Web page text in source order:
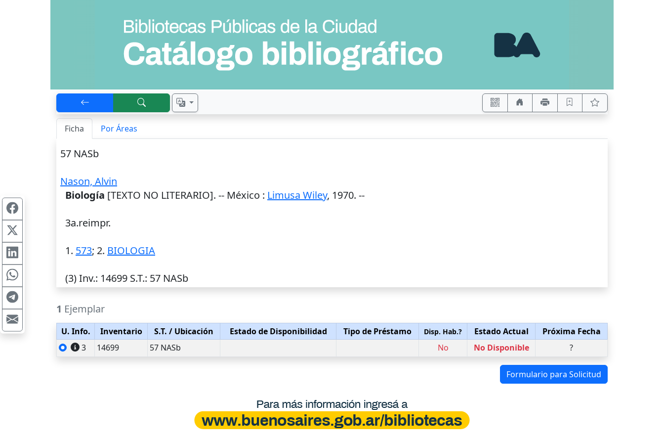
Ficha Por Áreas
57 NASb
Nason, Alvin
Biología [TEXTO NO LITERARIO]. -- México : Limusa Wiley, 1970. --
3a.reimpr.
1. 573; 2. BIOLOGIA
(3)Inv.: 14699 S.T.: 57 NASb
1 Ejemplar
U. Info. Inventario S.T. / Ubicación Estado de Disponibilidad Tipo de Préstamo Disp. Hab.? Estado Actual
Próxima Fecha
3
14699 57 NASb No No Disponible ?
Formulario para Solicitud